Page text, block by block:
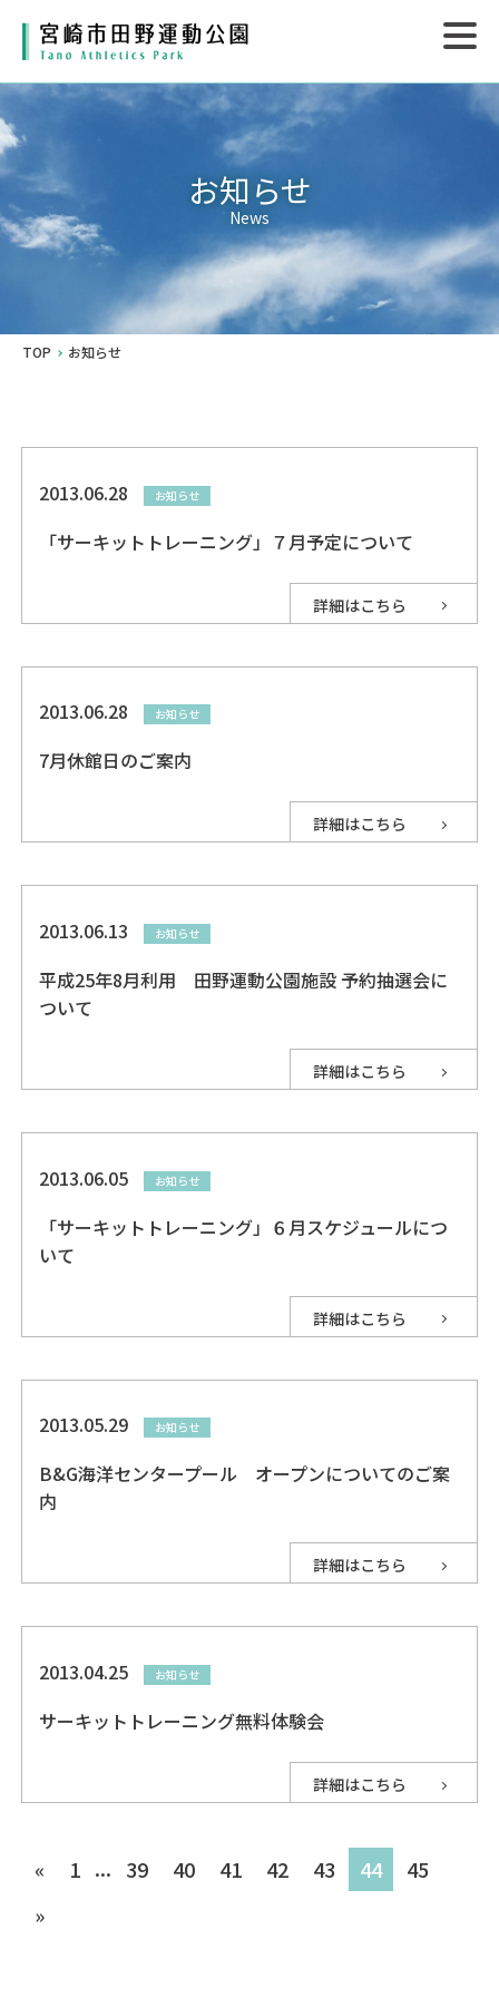
お知らせ
News
TOP お知らせ
2013.06.28 お知らせ
「サーキットトレーニング」７月予定について
詳細はこちら
2013.06.28 お知らせ
7月休館日のご案内
詳細はこちら
2013.06.13 お知らせ
平成25年8月利用 田野運動公園施設 予約抽選会に
ついて
詳細はこちら
2013.06.05 お知らせ
「サーキットトレーニング」６月スケジュールにつ
いて
詳細はこちら
2013.05.29 お知らせ
B&G海洋センタープール オープンについてのご案
内
詳細はこちら
2013.04.25 お知らせ
サーキットトレーニング無料体験会
詳細はこちら
« 1 ... 39 40 41 42 43 44
45
»